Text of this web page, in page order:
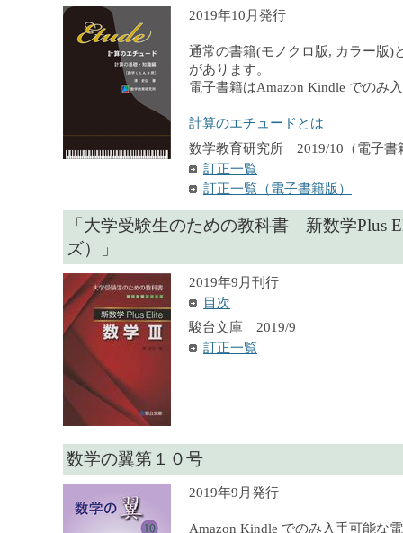
2019年10月発行
通常の書籍(モノクロ版, カラー版)
があります。
電子書籍はAmazon Kindle でのみ
計算のエチュードとは
数学教育研究所 2019/10（電子書
訂正一覧
訂正一覧（電子書籍版）
「大学受験生のための教科書 新数学Plus
ズ）」
2019年9月刊行
目次
駿台文庫 2019/9
訂正一覧
数学の翼第１０号
2019年9月発行
Amazon Kindle でのみ入手可能な